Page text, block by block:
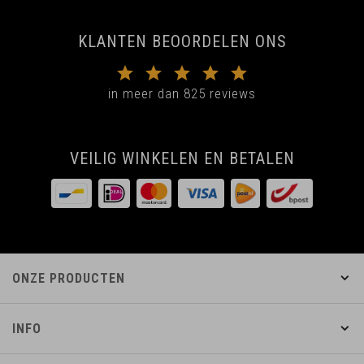
KLANTEN BEOORDELEN ONS
in meer dan 825 reviews
VEILIG WINKELEN EN BETALEN
ONZE PRODUCTEN
INFO